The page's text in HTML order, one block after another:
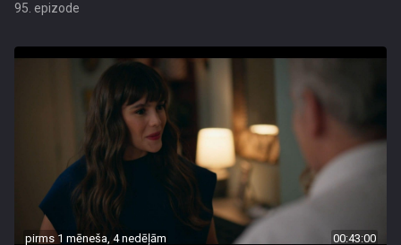
95. epizode
pirms 1 mēneša, 4 nedēļām 00:43:00